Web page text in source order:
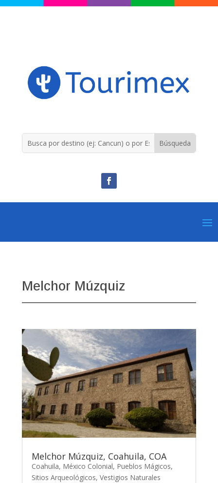
Melchor Múzquiz
Melchor Múzquiz, Coahuila, COA
Coahuila, México Colonial, Pueblos Mágicos,
Sitios Arqueológicos, Vestigios Naturales